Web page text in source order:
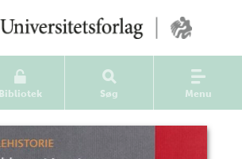
Bibliotek Søg Menu